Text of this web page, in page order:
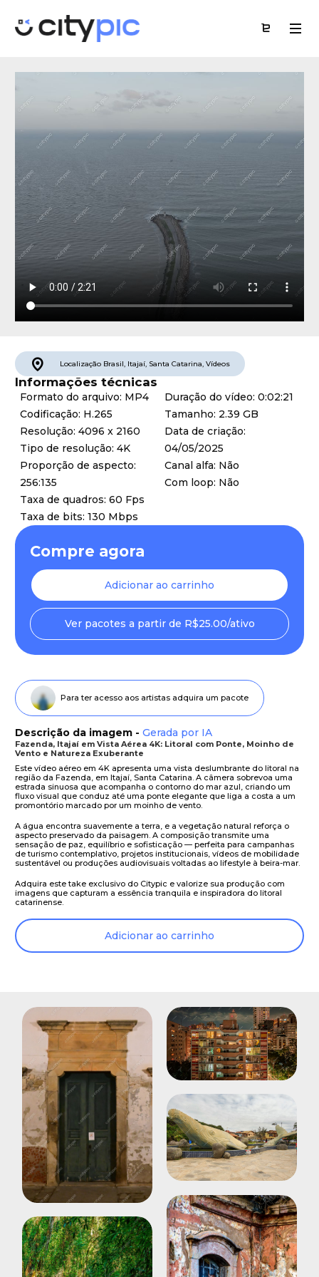
Localização Brasil, Itajaí, Santa Catarina, Vídeos
Informações técnicas
Formato do arquivo: MP4
Codificação: H.265
Resolução: 4096 x 2160
Tipo de resolução: 4K
Proporção de aspecto:
256:135
Taxa de quadros: 60 Fps
Taxa de bits: 130 Mbps
Duração do vídeo: 0:02:21
Tamanho: 2.39 GB
Data de criação:
04/05/2025
Canal alfa: Não
Com loop: Não
Compre agora
Adicionar ao carrinho
Ver pacotes a partir de R$25.00/ativo
Para ter acesso aos artistas adquira um pacote
Descrição da imagem - Gerada por IA
Fazenda, Itajaí em Vista Aérea 4K: Litoral com Ponte, Moinho de
Vento e Natureza Exuberante
Este vídeo aéreo em 4K apresenta uma vista deslumbrante do litoral na
região da Fazenda, em Itajaí, Santa Catarina. A câmera sobrevoa uma
estrada sinuosa que acompanha o contorno do mar azul, criando um
fluxo visual que conduz até uma ponte elegante que liga a costa a um
promontório marcado por um moinho de vento.
A água encontra suavemente a terra, e a vegetação natural reforça o
aspecto preservado da paisagem. A composição transmite uma
sensação de paz, equilíbrio e sofisticação — perfeita para campanhas
de turismo contemplativo, projetos institucionais, vídeos de mobilidade
sustentável ou produções audiovisuais voltadas ao lifestyle à beira-mar.
Adquira este take exclusivo do Citypic e valorize sua produção com
imagens que capturam a essência tranquila e inspiradora do litoral
catarinense.
Adicionar ao carrinho